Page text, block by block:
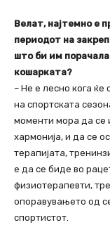
Велат, најтемно е
периодот на
што би им
кошарката?
– Не е лесно кога ќе
на спортската
моменти мора да се
хармонија, и да се
терапијата,
е да се биде во
физиотерапевти,
опоравувањето од
спортистот.